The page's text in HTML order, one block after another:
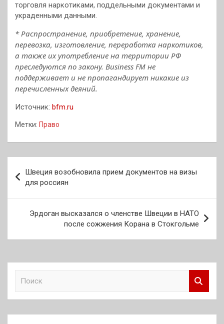
торговля наркотиками, поддельными документами и
украденными данными.
* Распространение, приобретение, хранение,
перевозка, изготовление, переработка наркотиков,
а также их употребление на территории РФ
преследуются по закону. Business FM не
поддерживает и не пропагандирует никакие из
перечисленных деяний.
Источник: bfm.ru
Метки: Право
по
записям
Швеция возобновила прием документов на визы
для россиян
Эрдоган высказался о членстве Швеции в НАТО
после сожжения Корана в Стокгольме
к